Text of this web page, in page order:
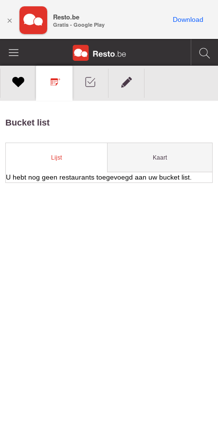
Bucket list
Lijst Kaart
U hebt nog geen restaurants toegevoegd aan uw bucket list.
× Resto.be
Gratis - Google Play
Download